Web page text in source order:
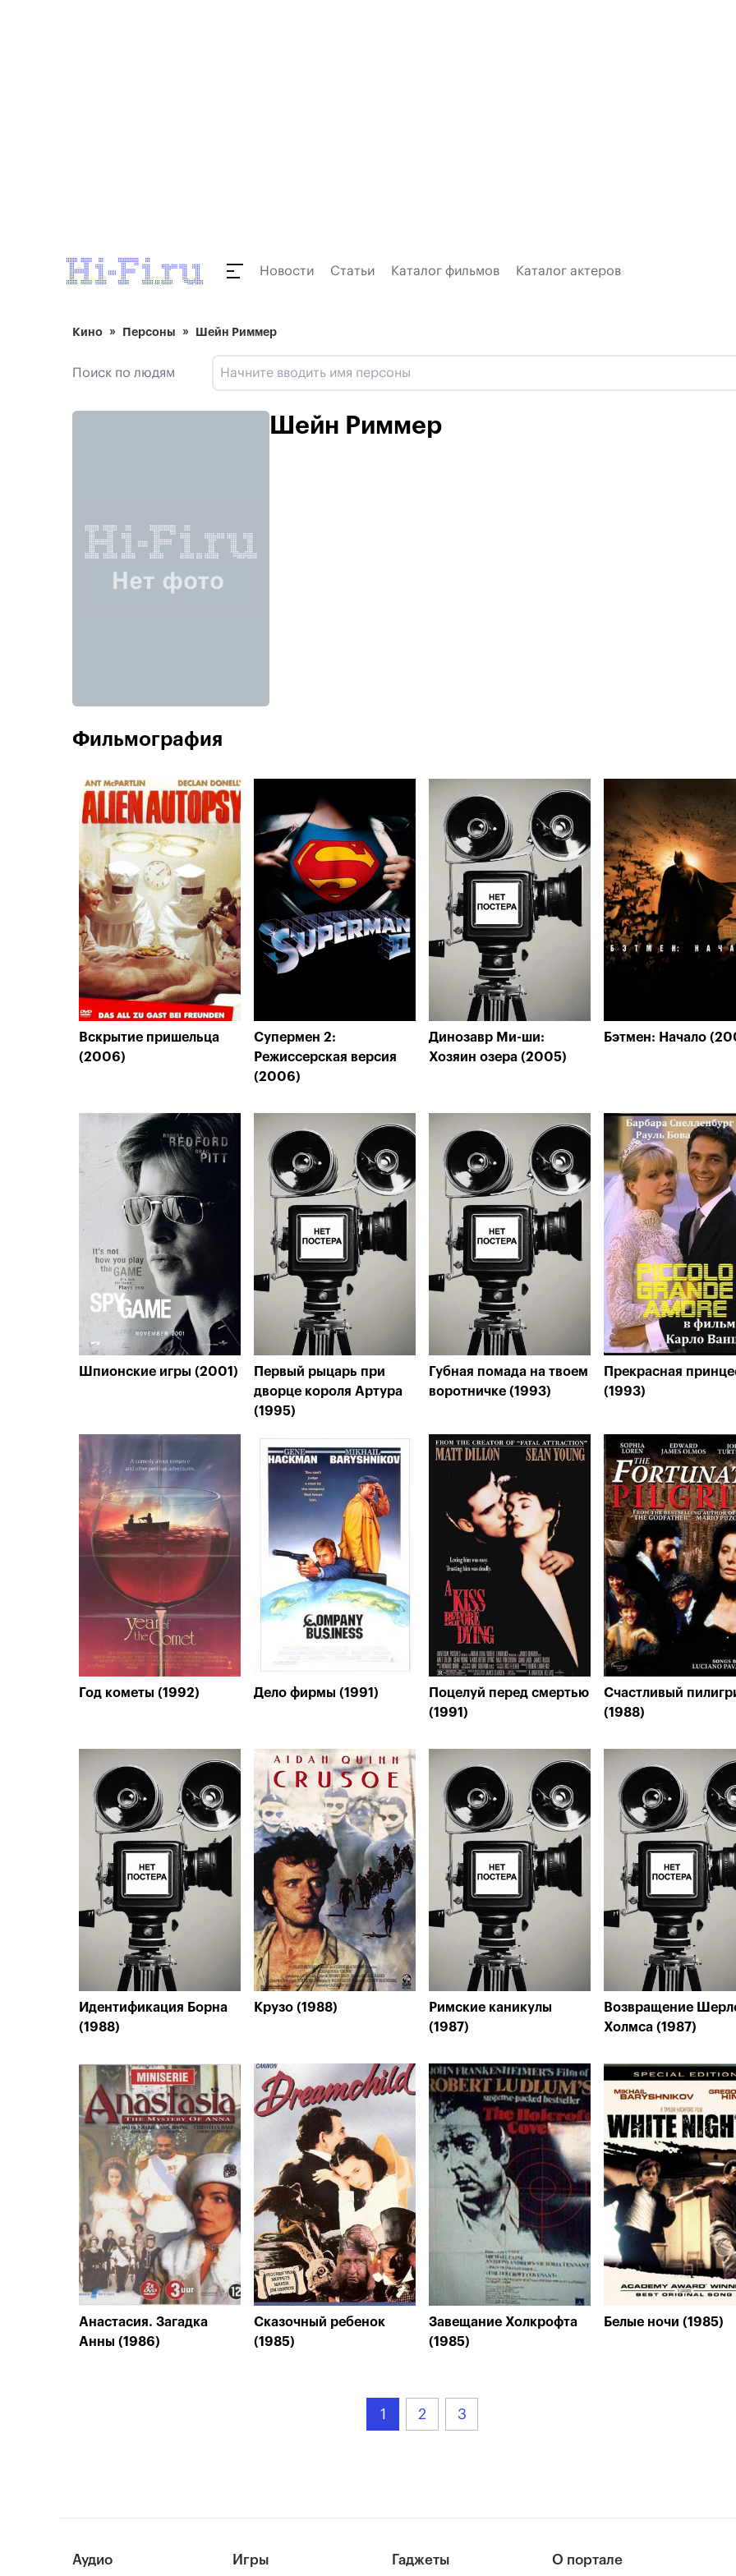
Новости Статьи Каталог фильмов Каталог актеров
Кино Персоны Шейн Риммер
Поиск по людям
Шейн Риммер
Фильмография
Вскрытие пришельца
(2006)
Супермен 2:
Режиссерская версия
(2006)
Динозавр Ми-ши:
Хозяин озера (2005)
Бэтмен: Начало
Шпионские игры (2001)
Первый рыцарь при
дворце короля Артура
(1995)
Губная помада на твоем
воротничке (1993)
Прекрасная
(1993)
Год кометы (1992) Дело фирмы (1991)
Поцелуй перед смертью
(1991)
Счастливый
(1988)
Идентификация Борна
(1988)
Крузо (1988)
Римские каникулы
(1987)
Возвращение
Холмса (1987)
Анастасия. Загадка
Анны (1986)
Сказочный ребенок
(1985)
Завещание Холкрофта
(1985)
Белые ночи (1985)
1 2 3
Аудио Игры Гаджеты О портале